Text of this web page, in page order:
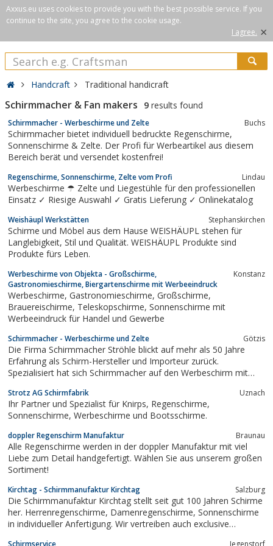
Axxus.eu uses cookies to provide you with the best possible service. If you
continue to the site, you agree to the cookie usage.
I agree. ×
Handcraft Traditional handicraft
Schirmmacher & Fan makers 9 results found
Schirmmacher - Werbeschirme und Zelte Buchs
Schirmmacher bietet individuell bedruckte Regenschirme,
Sonnenschirme & Zelte. Der Profi für Werbeartikel aus diesem
Bereich berät und versendet kostenfrei!
Regenschirme, Sonnenschirme, Zelte vom Profi Lindau
Werbeschirme ☂ Zelte und Liegestühle für den professionellen
Einsatz ✓ Riesige Auswahl ✓ Gratis Lieferung ✓ Onlinekatalog
Weishäupl Werkstätten Stephanskirchen
Schirme und Möbel aus dem Hause WEISHÄUPL stehen für
Langlebigkeit, Stil und Qualität. WEISHÄUPL Produkte sind
Produkte fürs Leben.
Werbeschirme von Objekta - Großschirme,
Gastronomieschirme, Biergartenschirme mit Werbeeindruck
Konstanz
Werbeschirme, Gastronomieschirme, Großschirme,
Brauereischirme, Teleskopschirme, Sonnenschirme mit
Werbeeindruck für Handel und Gewerbe
Schirmmacher - Werbeschirme und Zelte Götzis
Die Firma Schirmmacher Ströhle blickt auf mehr als 50 Jahre
Erfahrung als Schirm-Hersteller und Importeur zurück.
Spezialisiert hat sich Schirmmacher auf den Werbeschirm mit
Faltzelte.
Strotz AG Schirmfabrik Uznach
Ihr Partner und Spezialist für Knirps, Regenschirme,
Sonnenschirme, Werbeschirme und Bootsschirme.
doppler Regenschirm Manufaktur Braunau
Alle Regenschirme werden in der doppler Manufaktur mit viel
Liebe zum Detail handgefertigt. Wählen Sie aus unserem großen
Sortiment!
Kirchtag - Schirmmanufaktur Kirchtag Salzburg
Die Schirmmanufaktur Kirchtag stellt seit gut 100 Jahren Schirme
her. Herrenregenschirme, Damenregenschirme, Sonnenschirme
in individueller Anfertigung. Wir vertreiben auch exclusive
Schirmservice Jegenstorf